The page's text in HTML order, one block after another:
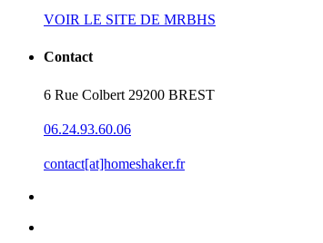
VOIR LE SITE DE MRBHS
Contact
6 Rue Colbert 29200 BREST
06.24.93.60.06
contact[at]homeshaker.fr